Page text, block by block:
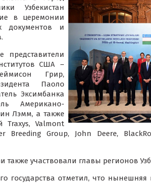
Узбекистан
в церемонии
документов и
представители
США –
Грир,
Паоло
Эксимбанка
Американо-
Лэмм, а также
Traxys, Valmont
Breeding Group, John Deere,
также участвовали главы регионов
государства отметил, что